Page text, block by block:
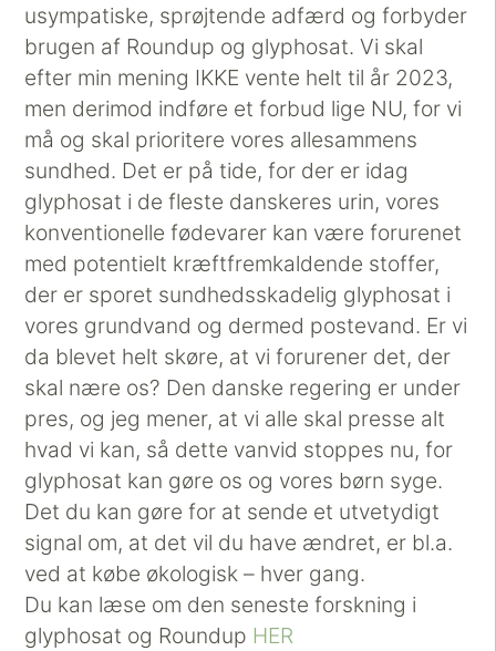
usympatiske, sprøjtende adfærd og forbyder
brugen af Roundup og glyphosat. Vi skal
efter min mening IKKE vente helt til år 2023,
men derimod indføre et forbud lige NU, for vi
må og skal prioritere vores allesammens
sundhed. Det er på tide, for der er idag
glyphosat i de fleste danskeres urin, vores
konventionelle fødevarer kan være forurenet
med potentielt kræftfremkaldende stoffer,
der er sporet sundhedsskadelig glyphosat i
vores grundvand og dermed postevand. Er vi
da blevet helt skøre, at vi forurener det, der
skal nære os? Den danske regering er under
pres, og jeg mener, at vi alle skal presse alt
hvad vi kan, så dette vanvid stoppes nu, for
glyphosat kan gøre os og vores børn syge.
Det du kan gøre for at sende et utvetydigt
signal om, at det vil du have ændret, er bl.a.
ved at købe økologisk – hver gang.
Du kan læse om den seneste forskning i
glyphosat og Roundup HER